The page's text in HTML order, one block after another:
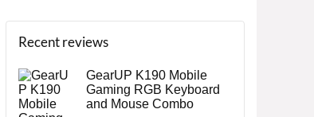
Recent reviews
GearUP K190 Mobile
Gaming RGB Keyboard
and Mouse Combo